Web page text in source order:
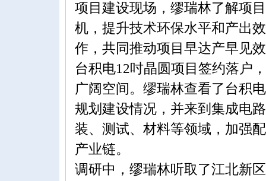
项目建设现场，缪瑞林了解项
机，提升技术环保水平和产出
作，共同推动项目早达产早见
台积电12吋晶圆项目签约落户
广阔空间。缪瑞林查看了台积
规划建设情况，并来到集成电
装、测试、材料等领域，加强
产业链。
调研中，缪瑞林听取了江北新